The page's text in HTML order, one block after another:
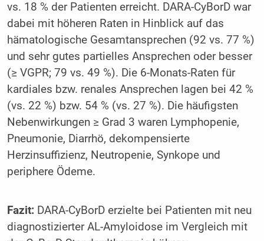
vs. 18 % der Patienten erreicht. DARA-CyBorD war
dabei mit höheren Raten in Hinblick auf das
hämatologische Gesamtansprechen (92 vs. 77 %)
und sehr gutes partielles Ansprechen oder besser
(≥ VGPR; 79 vs. 49 %). Die 6-Monats-Raten für
kardiales bzw. renales Ansprechen lagen bei 42 %
(vs. 22 %) bzw. 54 % (vs. 27 %). Die häufigsten
Nebenwirkungen ≥ Grad 3 waren Lymphopenie,
Pneumonie, Diarrhö, dekompensierte
Herzinsuffizienz, Neutropenie, Synkope und
periphere Ödeme.
Fazit:DARA-CyBorD erzielte bei Patienten mit neu
diagnostizierter AL-Amyloidose im Vergleich mit